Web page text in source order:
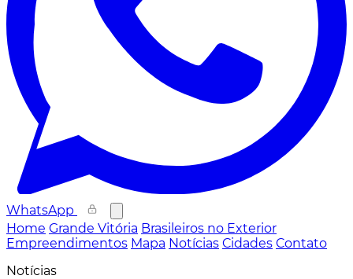
WhatsApp
Home Grande Vitória Brasileiros no Exterior
Empreendimentos Mapa Notícias Cidades Contato
Notícias